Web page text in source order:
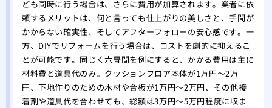
ども同時に行う場合は、さらに費用が加算されます。業者に依
頼するメリットは、何と言っても仕上がりの美しさと、手間が
かからない確実性、そしてアフターフォローの安心感です。一
方、DIYでリフォームを行う場合は、コストを劇的に抑えるこ
とが可能です。同じく六畳間を例にすると、かかる費用は主に
材料費と道具代のみ。クッションフロア本体が1万円〜2万
円、下地作りのための木材や合板が1万円〜2万円、その他接
着剤や道具代を合わせても、総額は3万円〜5万円程度に収ま